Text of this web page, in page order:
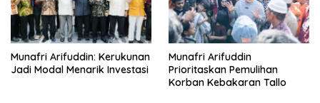
Munafri Arifuddin: Kerukunan
Jadi Modal Menarik Investasi
Munafri Arifuddin
Prioritaskan Pemulihan
Korban Kebakaran Tallo